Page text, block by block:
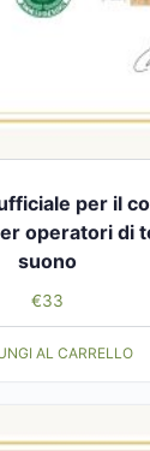
per il
operatori di
suono
€33
AL CARRELLO